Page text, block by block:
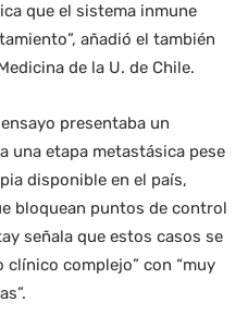
que el sistema inmune
añadió el también
de la U. de Chile.
presentaba un
una etapa metastásica pese
disponible en el país,
bloquean puntos de control
señala que estos casos se
clínico complejo” con “muy